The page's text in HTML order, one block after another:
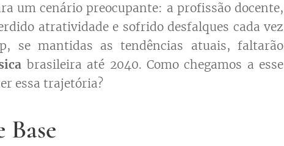
um cenário preocupante: a profissão docente,
atratividade e sofrido desfalques cada vez
se mantidas as tendências atuais, faltarão
brasileira até 2040. Como chegamos a esse
essa trajetória?
Base